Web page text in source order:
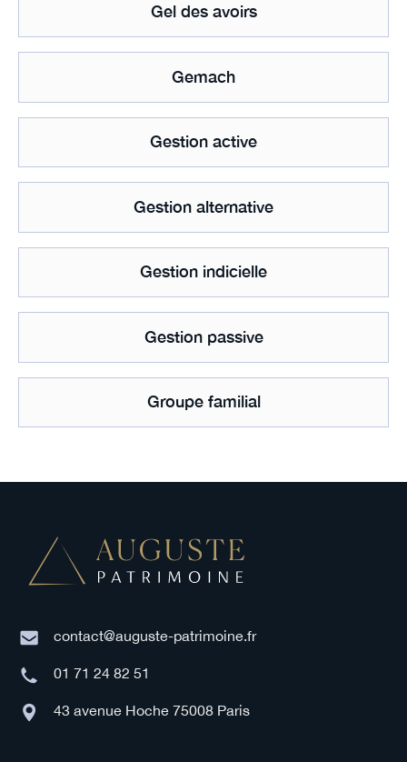
Gel des avoirs
Gemach
Gestion active
Gestion alternative
Gestion indicielle
Gestion passive
Groupe familial
contact@auguste-patrimoine.fr
01 71 24 82 51
43 avenue Hoche 75008 Paris